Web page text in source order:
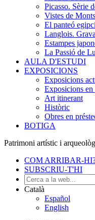
Picasso. Sèrie
Vistes de
El panteó egipci
Langlois.
Estampes
La Passió de
AULA D'ESTUDI
EXPOSICIONS
Exposicions
Exposicions en
Art itinerant
Històric
Obres en
BOTIGA
Patrimoni artístic i
COM ARRIBAR-
SUBSCRIU-T'HI
Català
Español
English